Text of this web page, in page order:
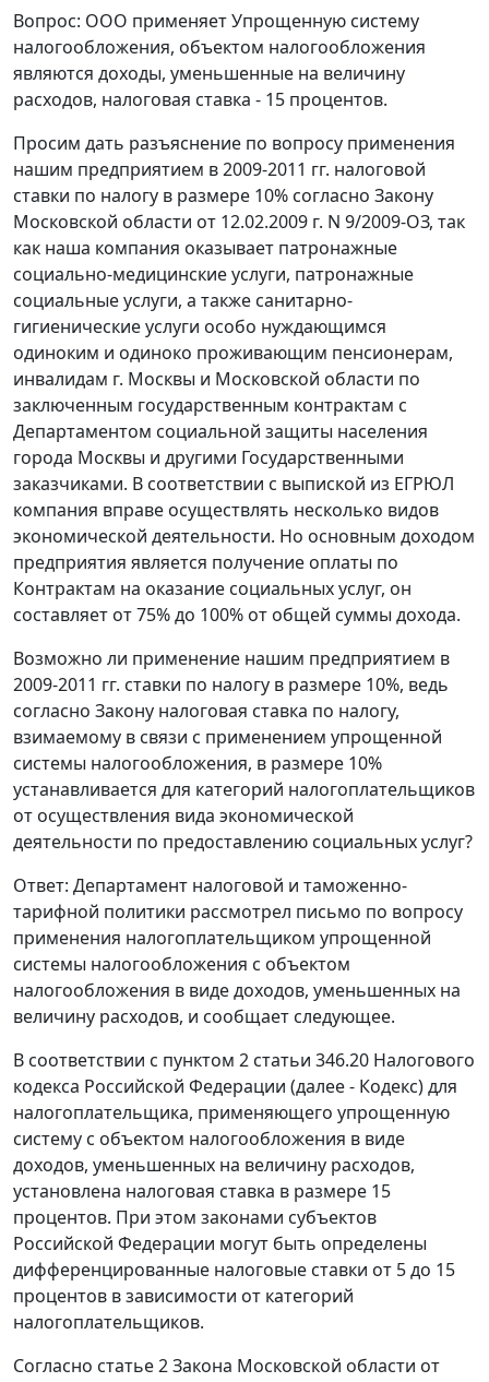
Вопрос: ООО применяет Упрощенную систему
налогообложения, объектом налогообложения
являются доходы, уменьшенные на величину
расходов, налоговая ставка - 15 процентов.
Просим дать разъяснение по вопросу применения
нашим предприятием в 2009-2011 гг. налоговой
ставки по налогу в размере 10% согласно Закону
Московской области от 12.02.2009 г. N 9/2009-ОЗ, так
как наша компания оказывает патронажные
социально-медицинские услуги, патронажные
социальные услуги, а также санитарно-
гигиенические услуги особо нуждающимся
одиноким и одиноко проживающим пенсионерам,
инвалидам г. Москвы и Московской области по
заключенным государственным контрактам с
Департаментом социальной защиты населения
города Москвы и другими Государственными
заказчиками. В соответствии с выпиской из ЕГРЮЛ
компания вправе осуществлять несколько видов
экономической деятельности. Но основным доходом
предприятия является получение оплаты по
Контрактам на оказание социальных услуг, он
составляет от 75% до 100% от общей суммы дохода.
Возможно ли применение нашим предприятием в
2009-2011 гг. ставки по налогу в размере 10%, ведь
согласно Закону налоговая ставка по налогу,
взимаемому в связи с применением упрощенной
системы налогообложения, в размере 10%
устанавливается для категорий налогоплательщиков
от осуществления вида экономической
деятельности по предоставлению социальных услуг?
Ответ: Департамент налоговой и таможенно-
тарифной политики рассмотрел письмо по вопросу
применения налогоплательщиком упрощенной
системы налогообложения с объектом
налогообложения в виде доходов, уменьшенных на
величину расходов, и сообщает следующее.
В соответствии с пунктом 2 статьи 346.20 Налогового
кодекса Российской Федерации (далее - Кодекс) для
налогоплательщика, применяющего упрощенную
систему с объектом налогообложения в виде
доходов, уменьшенных на величину расходов,
установлена налоговая ставка в размере 15
процентов. При этом законами субъектов
Российской Федерации могут быть определены
дифференцированные налоговые ставки от 5 до 15
процентов в зависимости от категорий
налогоплательщиков.
Согласно статье 2 Закона Московской области от